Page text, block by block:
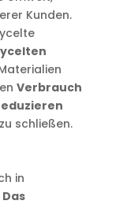
Kunden.
Verbrauch
schließen.
in
Das